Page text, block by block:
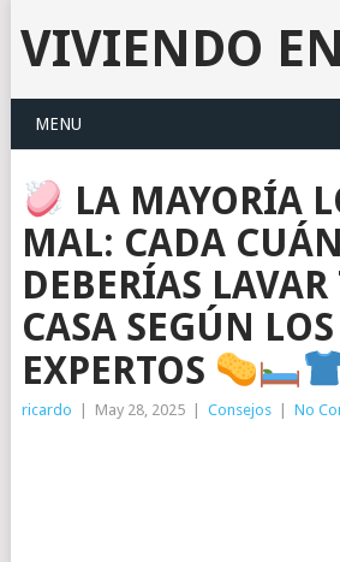
VIVIENDO
MENU
LA MAYORÍA
MAL: CADA
DEBERÍAS
CASA SEGÚN LOS
EXPERTOS
ricardo | May 28, 2025 | Consejos | No